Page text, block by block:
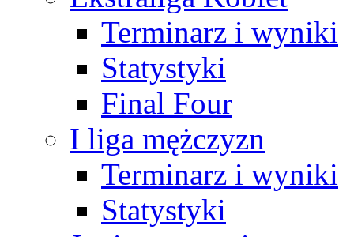
Terminarz i wyniki
Statystyki
Final Four
I liga mężczyzn
Terminarz i wyniki
Statystyki